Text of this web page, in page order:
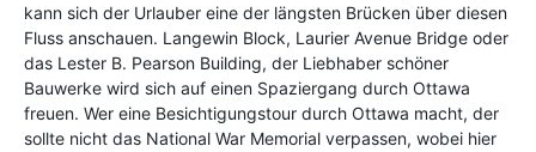
kann sich der Urlauber eine der längsten Brücken über diesen
Fluss anschauen. Langewin Block, Laurier Avenue Bridge oder
das Lester B. Pearson Building, der Liebhaber schöner
Bauwerke wird sich auf einen Spaziergang durch Ottawa
freuen. Wer eine Besichtigungstour durch Ottawa macht, der
sollte nicht das National War Memorial verpassen, wobei hier